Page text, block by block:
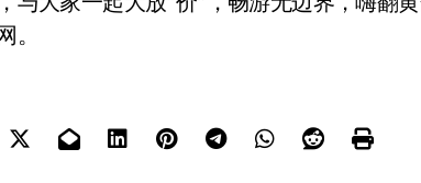
。